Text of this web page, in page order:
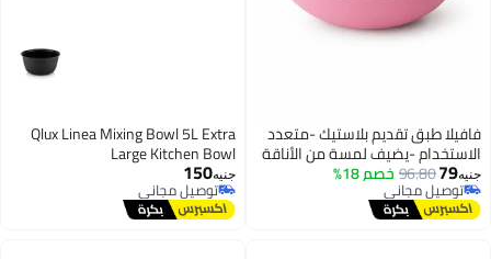
طبق تقديم بلاستيك -متعدد
-يضيف لمسة من الأناقة
إلى سفرتك -كود 1054-لون روز -
موجه
79
96.80خصم 18%
توصيل مجاني
توصيل مجاني
Qlux Linea Mixing Bowl 5L Extra
Large Kitchen Bowl
جنيه150
توصيل مجاني
توصيل مجاني